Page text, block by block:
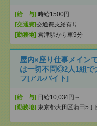
[給 与] 時給1500円
[交通費]交通費支給有り
[勤務地] 君津駅から車9分
屋内×座り仕事メイン
は一切不問◎2人1組で
フ[アルバイト]
[給 与] 日給10,034円～
[勤務地] 東京都大田区蒲田5丁